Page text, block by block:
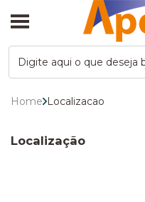
Home Localizacao
Localização